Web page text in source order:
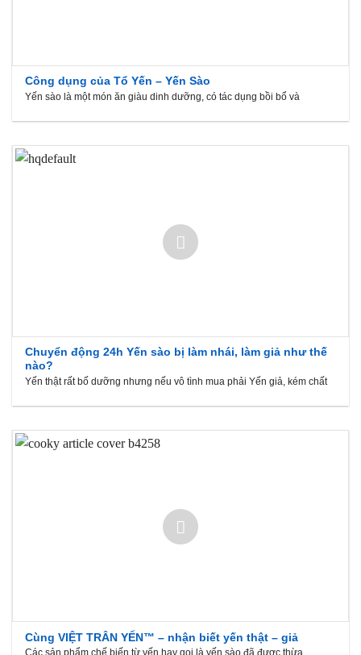
Công dụng của Tổ Yến – Yến Sào
Yến sào là một món ăn giàu dinh dưỡng, có tác dụng bồi bổ và
Chuyển động 24h Yến sào bị làm nhái, làm giả như thế
nào?
Yến thật rất bố dưỡng nhưng nếu vô tình mua phải Yến giả, kém chất
Cùng VIỆT TRÂN YẾN™ – nhận biết yến thật – giả
Các sản phẩm chế biến từ yến hay gọi là yến sào đã được thừa